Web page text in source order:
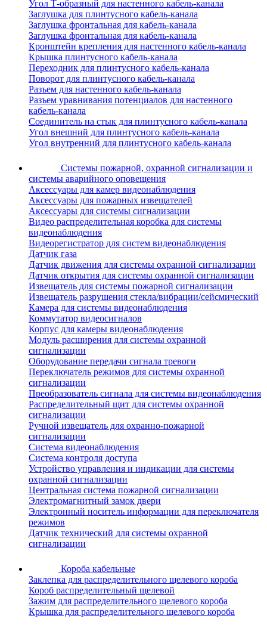
Угол Т-образный для настенного кабель-канала
Заглушка для плинтусного кабель-канала
Заглушка фронтальная для кабель-канала
Заглушка фронтальная для кабель-канала
Кронштейн крепления для настенного кабель-канала
Крышка плинтусного кабель-канала
Переходник для плинтусного кабель-канала
Поворот для плинтусного кабель-канала
Разъем для настенного кабель-канала
Разъем уравнивания потенциалов для настенного
кабель-канала
Соединитель на стык для плинтусного кабель-канала
Угол внешний для плинтусного кабель-канала
Угол внутренний для плинтусного кабель-канала
Системы пожарной, охранной сигнализации и
системы аварийного оповещения
Аксессуары для камер видеонаблюдения
Аксессуары для пожарных извещателей
Аксессуары для системы сигнализации
Видео распределительная коробка для системы
видеонаблюдения
Видеорегистратор для систем видеонаблюдения
Датчик газа
Датчик движения для системы охранной сигнализации
Датчик открытия для системы охранной сигнализации
Извещатель для системы пожарной сигнализации
Извещатель разрушения стекла/вибрации/сейсмический
Камера для системы видеонаблюдения
Коммутатор видеосигналов
Корпус для камеры видеонаблюдения
Модуль расширения для системы охранной
сигнализации
Оборудование передачи сигнала тревоги
Переключатель режимов для системы охранной
сигнализации
Преобразователь сигнала для системы видеонаблюдения
Распределительный щит для системы охранной
сигнализации
Ручной извещатель для охранно-пожарной
сигнализации
Система видеонаблюдения
Система контроля доступа
Устройство управления и индикации для системы
охранной сигнализации
Центральная система пожарной сигнализации
Электромагнитный замок двери
Электронный носитель информации для переключателя
режимов
Датчик технический для системы охранной
сигнализации
Короба кабельные
Заклепка для распределительного щелевого короба
Короб распределительный щелевой
Зажим для распределительного щелевого короба
Крышка для распределительного щелевого короба